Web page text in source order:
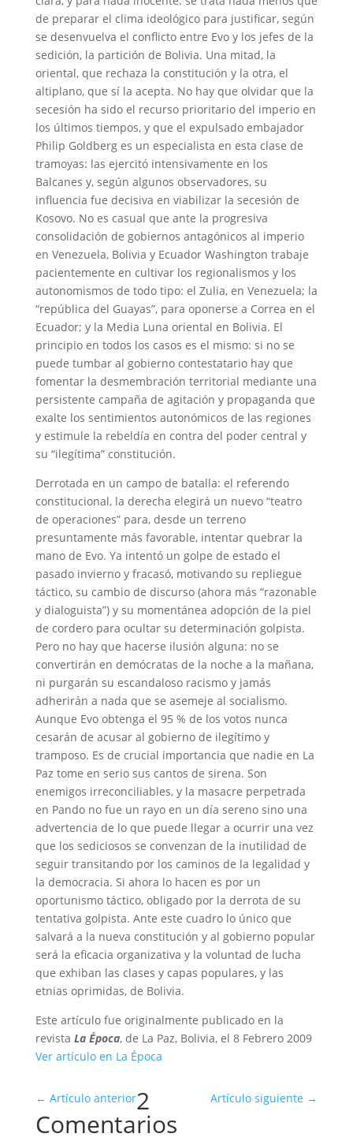
de preparar el clima ideológico para justificar, según
se desenvuelva el conflicto entre Evo y los jefes de la
sedición, la partición de Bolivia. Una mitad, la
oriental, que rechaza la constitución y la otra, el
altiplano, que sí la acepta. No hay que olvidar que la
secesión ha sido el recurso prioritario del imperio en
los últimos tiempos, y que el expulsado embajador
Philip Goldberg es un especialista en esta clase de
tramoyas: las ejercitó intensivamente en los
Balcanes y, según algunos observadores, su
influencia fue decisiva en viabilizar la secesión de
Kosovo. No es casual que ante la progresiva
consolidación de gobiernos antagónicos al imperio
en Venezuela, Bolivia y Ecuador Washington trabaje
pacientemente en cultivar los regionalismos y los
autonomismos de todo tipo: el Zulia, en Venezuela; la
“república del Guayas”, para oponerse a Correa en el
Ecuador; y la Media Luna oriental en Bolivia. El
principio en todos los casos es el mismo: si no se
puede tumbar al gobierno contestatario hay que
fomentar la desmembración territorial mediante una
persistente campaña de agitación y propaganda que
exalte los sentimientos autonómicos de las regiones
y estimule la rebeldía en contra del poder central y
su “ilegítima” constitución.
Derrotada en un campo de batalla: el referendo
constitucional, la derecha elegirá un nuevo “teatro
de operaciones” para, desde un terreno
presuntamente más favorable, intentar quebrar la
mano de Evo. Ya intentó un golpe de estado el
pasado invierno y fracasó, motivando su repliegue
táctico, su cambio de discurso (ahora más “razonable
y dialoguista”) y su momentánea adopción de la piel
de cordero para ocultar su determinación golpista.
Pero no hay que hacerse ilusión alguna: no se
convertirán en demócratas de la noche a la mañana,
ni purgarán su escandaloso racismo y jamás
adherirán a nada que se asemeje al socialismo.
Aunque Evo obtenga el 95 % de los votos nunca
cesarán de acusar al gobierno de ilegítimo y
tramposo. Es de crucial importancia que nadie en La
Paz tome en serio sus cantos de sirena. Son
enemigos irreconciliables, y la masacre perpetrada
en Pando no fue un rayo en un día sereno sino una
advertencia de lo que puede llegar a ocurrir una vez
que los sediciosos se convenzan de la inutilidad de
seguir transitando por los caminos de la legalidad y
la democracia. Si ahora lo hacen es por un
oportunismo táctico, obligado por la derrota de su
tentativa golpista. Ante este cuadro lo único que
salvará a la nueva constitución y al gobierno popular
será la eficacia organizativa y la voluntad de lucha
que exhiban las clases y capas populares, y las
etnias oprimidas, de Bolivia.
Este artículo fue originalmente publicado en la
revista La Época, de La Paz, Bolivia, el 8 Febrero 2009
Ver artículo en La Época
← Artículo anterior Artículo siguiente →
2
Comentarios